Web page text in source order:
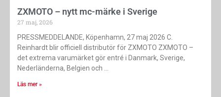
ZXMOTO – nytt mc-märke i Sverige
27 maj, 2026
PRESSMEDDELANDE, Köpenhamn, 27 maj 2026 C.
Reinhardt blir officiell distributör för ZXMOTO ZXMOTO –
det extrema varumärket gör entré i Danmark, Sverige,
Nederländerna, Belgien och
Läs mer »